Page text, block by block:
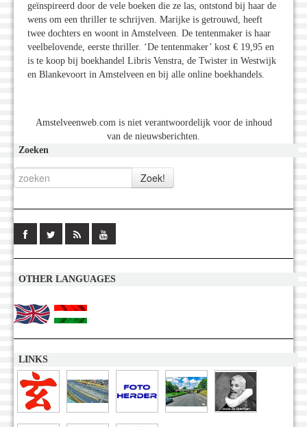
geïnspireerd door de vele boeken die ze las, ontstond bij haar de
wens om een thriller te schrijven. Marijke is getrouwd, heeft
twee dochters en woont in Amstelveen. De tentenmaker is haar
veelbelovende, eerste thriller. ‘De tentenmaker’ kost € 19,95 en
is te koop bij boekhandel Libris Venstra, de Twister in Westwijk
en Blankevoort in Amstelveen en bij alle online boekhandels.
Amstelveenweb.com is niet verantwoordelijk voor de inhoud
van de nieuwsberichten.
Zoeken
OTHER LANGUAGES
LINKS